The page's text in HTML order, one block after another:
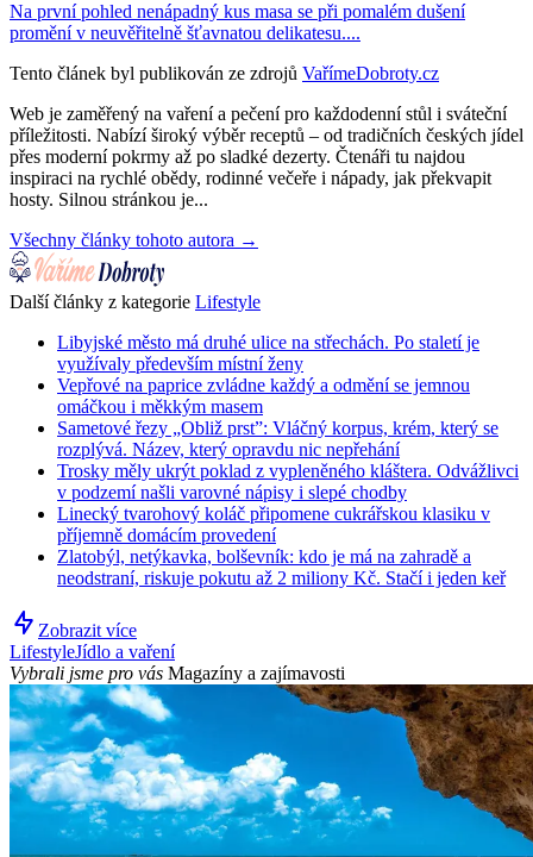
Na první pohled nenápadný kus masa se při pomalém dušení
promění v neuvěřitelně šťavnatou delikatesu....
Tento článek byl publikován ze zdrojů VařímeDobroty.cz
Web je zaměřený na vaření a pečení pro každodenní stůl i sváteční
příležitosti. Nabízí široký výběr receptů – od tradičních českých jídel
přes moderní pokrmy až po sladké dezerty. Čtenáři tu najdou
inspiraci na rychlé obědy, rodinné večeře i nápady, jak překvapit
hosty. Silnou stránkou je...
Všechny články tohoto autora →
Další články z kategorie Lifestyle
Libyjské město má druhé ulice na střechách. Po staletí je
využívaly především místní ženy
Vepřové na paprice zvládne každý a odmění se jemnou
omáčkou i měkkým masem
Sametové řezy „Obliž prst”: Vláčný korpus, krém, který se
rozplývá. Název, který opravdu nic nepřehání
Trosky měly ukrýt poklad z vypleněného kláštera. Odvážlivci
v podzemí našli varovné nápisy i slepé chodby
Linecký tvarohový koláč připomene cukrářskou klasiku v
příjemně domácím provedení
Zlatobýl, netýkavka, bolševník: kdo je má na zahradě a
neodstraní, riskuje pokutu až 2 miliony Kč. Stačí i jeden keř
Zobrazit více
LifestyleJídlo a vaření
Vybrali jsme pro vás Magazíny a zajímavosti